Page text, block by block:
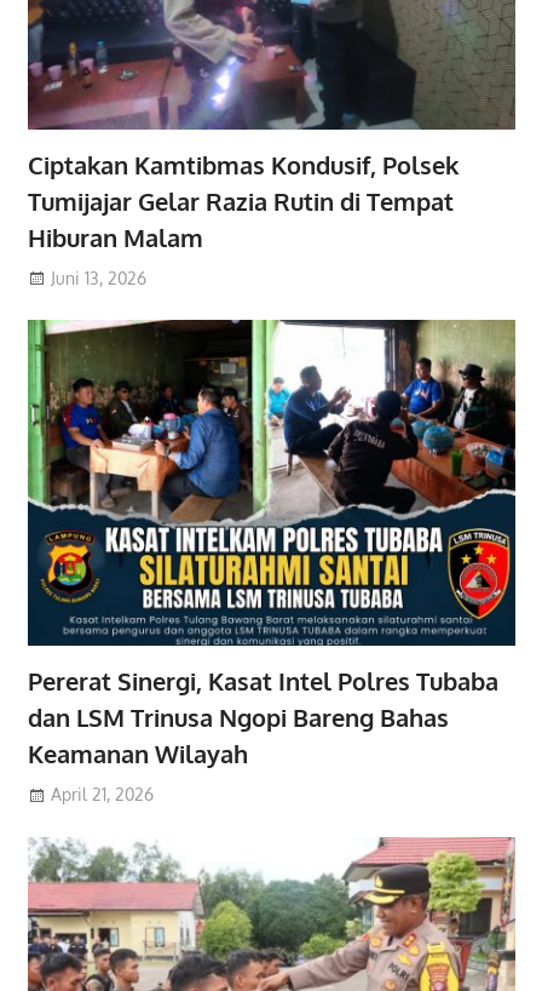
Ciptakan Kamtibmas Kondusif, Polsek
Tumijajar Gelar Razia Rutin di Tempat
Hiburan Malam
Juni 13, 2026
Pererat Sinergi, Kasat Intel Polres Tubaba
dan LSM Trinusa Ngopi Bareng Bahas
Keamanan Wilayah
April 21, 2026